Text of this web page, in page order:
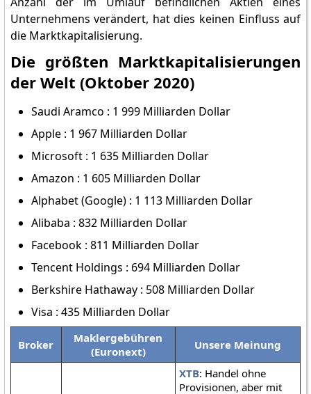
Unternehmens verändert, hat dies keinen Einfluss auf
die Marktkapitalisierung.
Die größten Marktkapitalisierungen
der Welt (Oktober 2020)
Saudi Aramco : 1 999 Milliarden Dollar
Apple : 1 967 Milliarden Dollar
Microsoft : 1 635 Milliarden Dollar
Amazon : 1 605 Milliarden Dollar
Alphabet (Google) : 1 113 Milliarden Dollar
Alibaba : 832 Milliarden Dollar
Facebook : 811 Milliarden Dollar
Tencent Holdings : 694 Milliarden Dollar
Berkshire Hathaway : 508 Milliarden Dollar
Visa : 435 Milliarden Dollar
Broker
Maklergebühren
(Euronext)
Unsere Meinung
XTB: Handel ohne
Provisionen, aber mit